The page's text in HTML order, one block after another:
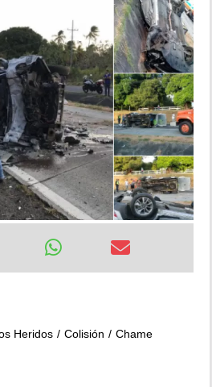
Heridos Colisión
Chame